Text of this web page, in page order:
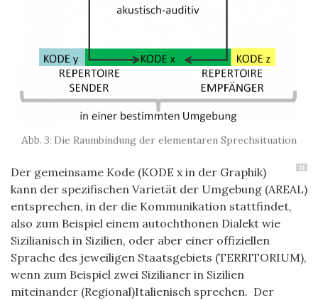
Die Raumbindung der elementaren Sprechsituation
11
Der gemeinsame Kode (KODE x in der Graphik)
kann der spezifischen Varietät der Umgebung (AREAL)
entsprechen, in der die Kommunikation stattfindet,
also zum Beispiel einem autochthonen Dialekt wie
Sizilianisch in Sizilien, oder aber einer offiziellen
Sprache des jeweiligen Staatsgebiets (TERRITORIUM),
wenn zum Beispiel zwei Sizilianer in Sizilien
miteinander (Regional)Italienisch sprechen. Der